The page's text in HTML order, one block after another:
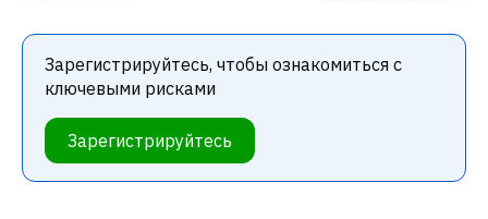
Зарегистрируйтесь, чтобы ознакомиться с
ключевыми рисками
Зарегистрируйтесь